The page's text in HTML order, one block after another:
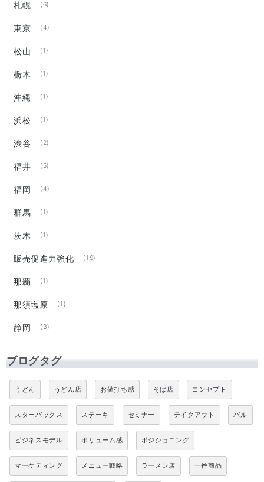
札幌 (6)
東京 (4)
松山 (1)
栃木 (1)
沖縄 (1)
浜松 (1)
渋谷 (2)
福井 (5)
福岡 (4)
群馬 (1)
茨木 (1)
販売促進力強化 (19)
那覇 (1)
那須塩原 (1)
静岡 (3)
ブログタグ
うどん うどん店 お値打ち感 そば店 コンセプト
スターバックス ステーキ セミナー テイクアウト バル
ビジネスモデル ボリューム感 ポジショニング
マーケティング メニュー戦略 ラーメン店 一番商品